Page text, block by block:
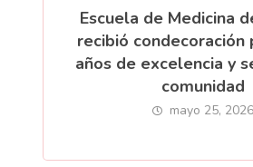
Escuela de Medicina
recibió condecoración
años de excelencia y
comunidad
mayo 25, 2026